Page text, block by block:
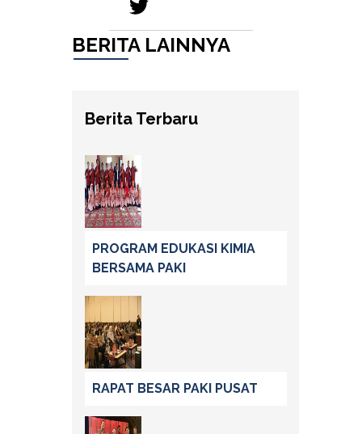
BERITA LAINNYA
Berita Terbaru
PROGRAM EDUKASI KIMIA
BERSAMA PAKI
RAPAT BESAR PAKI PUSAT